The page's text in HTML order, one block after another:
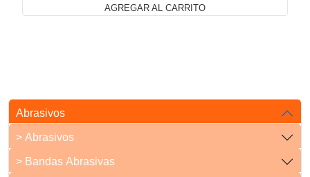
Abrasivos
> Abrasivos
> Bandas Abrasivas
AGREGAR AL CARRITO